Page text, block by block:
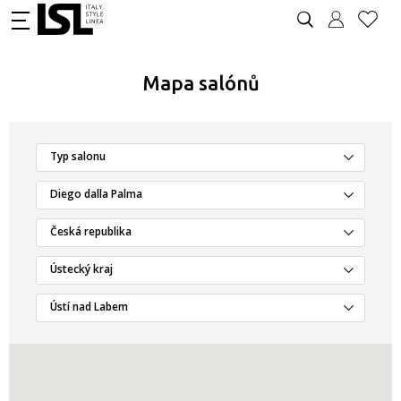
Mapa salónů
Typ salonu
Diego dalla Palma
Česká republika
Ústecký kraj
Ústí nad Labem